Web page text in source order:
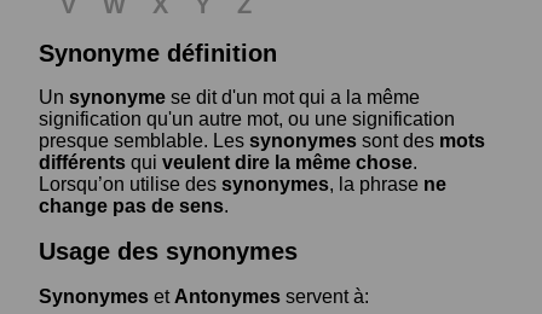
Synonyme définition
Un synonyme se dit d'un mot qui a la même
signification qu'un autre mot, ou une signification
presque semblable. Les synonymes sont des mots
différents qui veulent dire la même chose.
Lorsqu’on utilise des synonymes, la phrase ne
change pas de sens.
Usage des synonymes
Synonymes et Antonymes servent à: